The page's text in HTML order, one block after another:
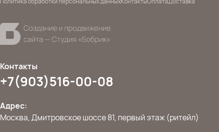
Контакты
+7(903)516-00-08
Адрес:
Москва, Дмитровское шоссе 81, первый этаж (ритейл)